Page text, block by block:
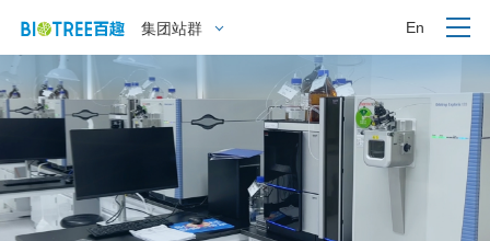
集团站群 En